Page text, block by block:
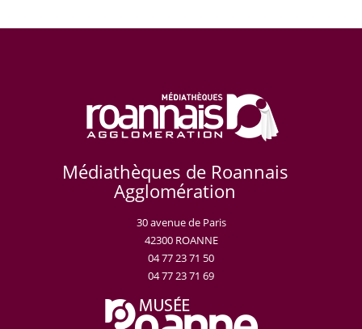
Médiathèques de Roannais
Agglomération
30 avenue de Paris
42300 ROANNE
04 77 23 71 50
04 77 23 71 69